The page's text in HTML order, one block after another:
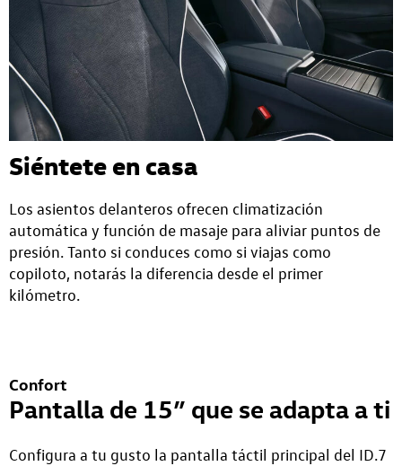
Siéntete en casa
Los asientos delanteros ofrecen climatización
automática y función de masaje para aliviar puntos de
presión. Tanto si conduces como si viajas como
copiloto, notarás la diferencia desde el primer
kilómetro.
Confort
Pantalla de 15” que se adapta a ti
Configura a tu gusto la pantalla táctil principal del ID.7